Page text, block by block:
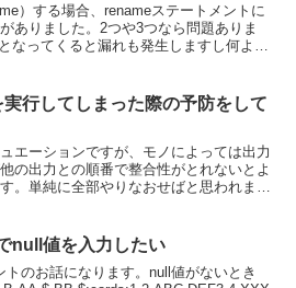
）する場合、renameステートメントに
ありました。2つや3つなら問題ありま
なってくると漏れも発生しますし何より
行してしまった際の予防をして
エーションですが、モノによっては出力
の出力との順番で整合性がとれないとよ
。単純に全部やりなおせばと思われます
null値を入力したい
のお話になります。null値がないとき